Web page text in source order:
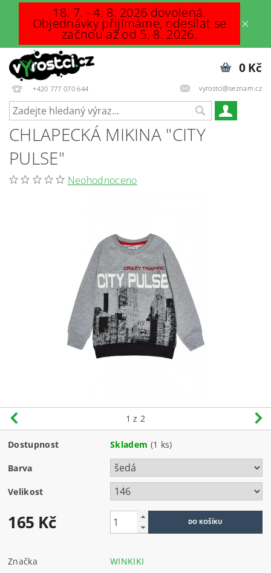
18. 7. - 4. 8. 2026 dovolená.
Objednávky přijímáme, odesílat se
začnou až od 5. 8. 2026.
+420 777 070 644 vyrostci@seznam.cz
0 Kč
CHLAPECKÁ MIKINA "CITY
PULSE"
Neohodnoceno
1 z 2
Dostupnost Skladem (1 ks)
Barva
Velikost
165 Kč
Značka
WINKIKI